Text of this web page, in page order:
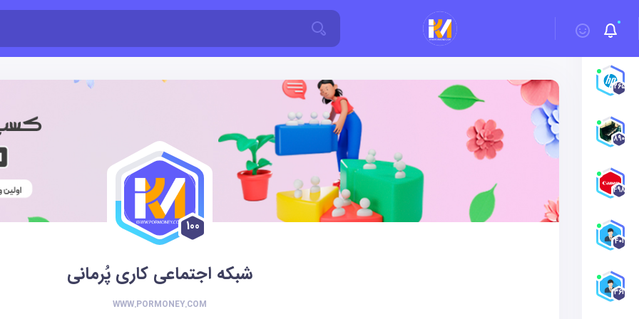
1265
890
498
401
361
100
شبکه اجتماعی کاری پُرمانی
WWW.PORMONEY.COM